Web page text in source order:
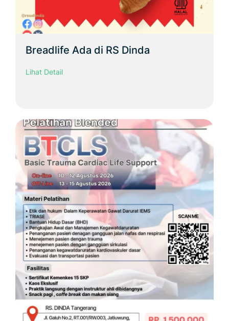
Breadlife Ada di RS Dinda
Lihat Detail